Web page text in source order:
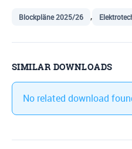
Blockpläne 2025/26 ,
SIMILAR DOWNLOADS
No related download